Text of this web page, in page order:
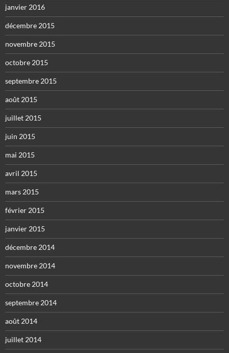
janvier 2016
décembre 2015
novembre 2015
octobre 2015
septembre 2015
août 2015
juillet 2015
juin 2015
mai 2015
avril 2015
mars 2015
février 2015
janvier 2015
décembre 2014
novembre 2014
octobre 2014
septembre 2014
août 2014
juillet 2014